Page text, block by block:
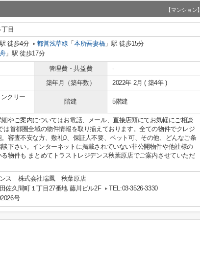
【マンション】
丁目
徒歩4分 都営浅草線 「本所吾妻橋」駅 徒歩15分
」駅 徒歩17分
管理費・共益費
-
築年月（築年数） 2022年 2月 ( 築4年 )
クリー
階建 5階建
やご案内についてはお電話、メール、直接店頭にてお気軽にご相談
は首都圏全域の物件情報を取り揃えております。全ての物件でクレジ
審査不安な方、敷礼0、保証人不要、ペット可、その他、どんなご条
下さい。インターネットに掲載されていない非公開物件や他社様の
物件も まとめてトラストレジデンス秋葉原店でご案内させていただ
ンス 株式会社瑞鳳 秋葉原店
佐久間町１丁目27番地 藤川ビル2F
TEL:03-3526-3330
号